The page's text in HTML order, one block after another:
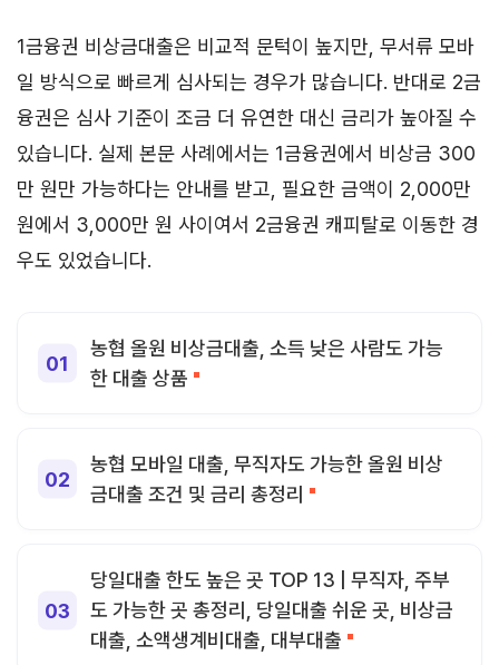
1금융권 비상금대출은 비교적 문턱이 높지만, 무서류 모바
일 방식으로 빠르게 심사되는 경우가 많습니다. 반대로 2금
융권은 심사 기준이 조금 더 유연한 대신 금리가 높아질 수
있습니다. 실제 본문 사례에서는 1금융권에서 비상금 300
만 원만 가능하다는 안내를 받고, 필요한 금액이 2,000만
원에서 3,000만 원 사이여서 2금융권 캐피탈로 이동한 경
우도 있었습니다.
농협 올원 비상금대출, 소득 낮은 사람도 가능
한 대출 상품
농협 모바일 대출, 무직자도 가능한 올원 비상
금대출 조건 및 금리 총정리
당일대출 한도 높은 곳 TOP 13 | 무직자, 주부
도 가능한 곳 총정리, 당일대출 쉬운 곳, 비상금
대출, 소액생계비대출, 대부대출